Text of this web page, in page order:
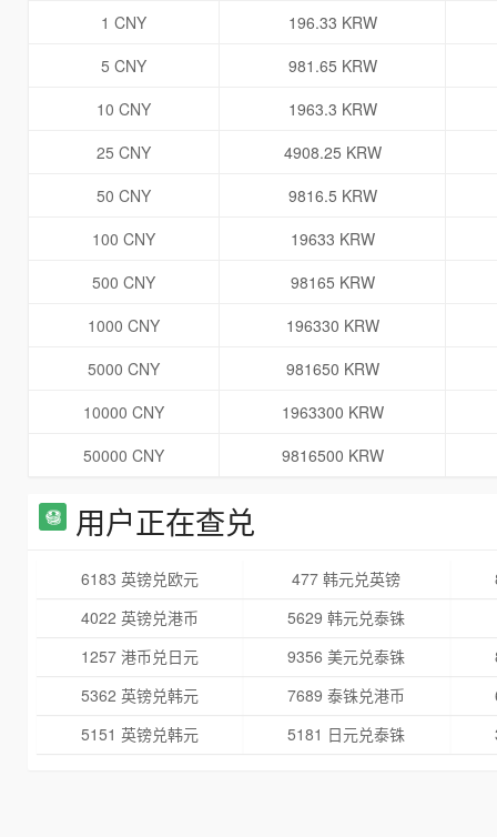
1 CNY
196.33 KRW
5 CNY
981.65 KRW
10 CNY
1963.3 KRW
25 CNY
4908.25 KRW
50 CNY
9816.5 KRW
100 CNY
19633 KRW
500 CNY
98165 KRW
1000 CNY
196330 KRW
5000 CNY
981650 KRW
10000 CNY
1963300 KRW
50000 CNY
9816500 KRW
用户正在查兑
6183 英镑兑欧元 477 韩元兑英镑
4022 英镑兑港币
5629 韩元兑泰铢
1257 港币兑日元
9356 美元兑泰铢
5362 英镑兑韩元
7689 泰铢兑港币
5151 英镑兑韩元
5181 日元兑泰铢